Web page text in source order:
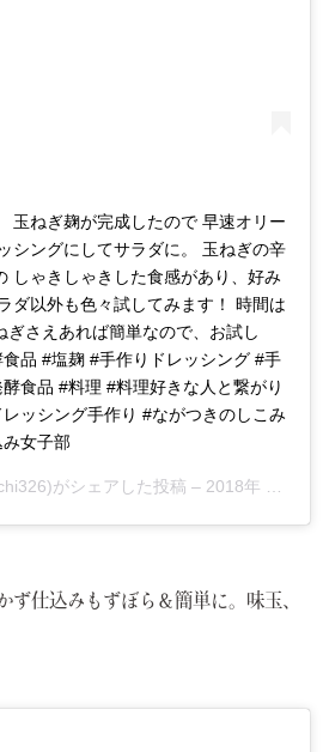
玉ねぎ麹が完成したので 早速オリー
シングにしてサラダに。 玉ねぎの辛
しゃきしゃきした食感があり、好み
ダ以外も色々試してみます！ 時間は
ぎさえあれば簡単なので、お試し
品 #塩麹 #手作りドレッシング #手
食品 #料理 #料理好きな人と繋がり
ッシング手作り #ながつきのしこみ
女子部
がシェアした投稿 – 2018年 9月月16日午前6時44分PDT
ず仕込みもずぼら＆簡単に。味玉、